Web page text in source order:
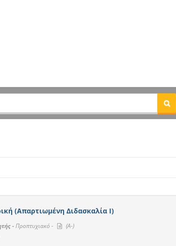
(Απαρτιωμένη Διδασκαλία Ι)
-Προπτυχιακό -
(A-)